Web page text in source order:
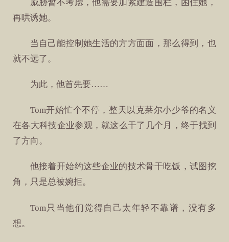
威胁暂不考虑，他需要加紧建造围栏，困住她，
再哄诱她。
当自己能控制她生活的方方面面，那么得到，也
就不远了。
为此，他首先要……
Tom开始忙个不停，整天以克莱尔小少爷的名义
在各大科技企业参观，就这么干了几个月，终于找到
了方向。
他接着开始约这些企业的技术骨干吃饭，试图挖
角，只是总被婉拒。
Tom只当他们觉得自己太年轻不靠谱，没有多
想。